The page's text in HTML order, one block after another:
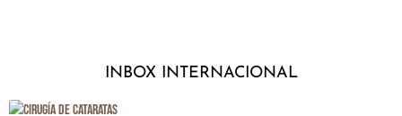
INBOX INTERNACIONAL